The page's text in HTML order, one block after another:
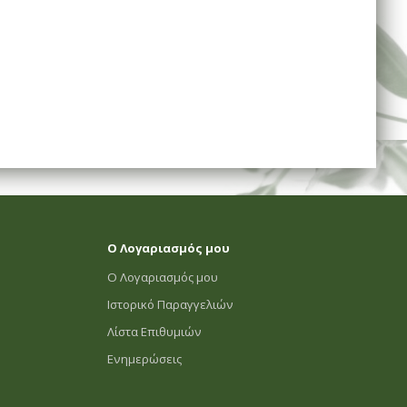
Ο Λογαριασμός μου
Ο Λογαριασμός μου
Ιστορικό Παραγγελιών
Λίστα Επιθυμιών
Ενημερώσεις